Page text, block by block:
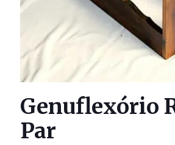
Genuflexório
Par